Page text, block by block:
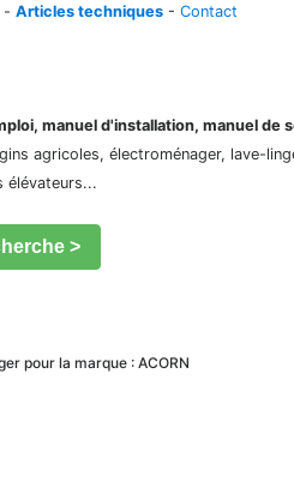
- Articles techniques - Contact
manuel d'installation, manuel de
agricoles, électroménager, lave-
élévateurs...
>
pour la marque : ACORN